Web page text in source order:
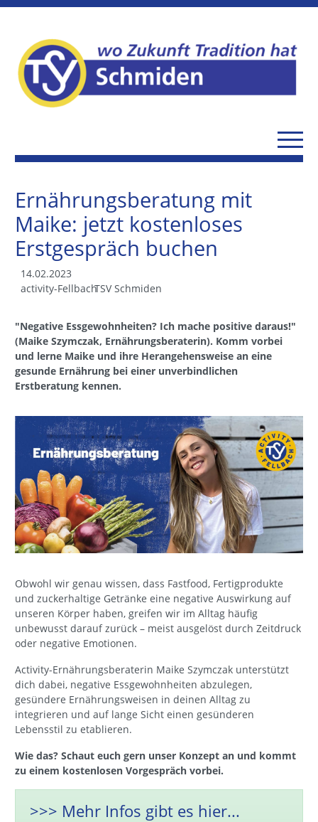
Ernährungsberatung mit
Maike: jetzt kostenloses
Erstgespräch buchen
14.02.2023
activity-FellbachTSV Schmiden
"Negative Essgewohnheiten? Ich mache positive daraus!"
(Maike Szymczak, Ernährungsberaterin). Komm vorbei
und lerne Maike und ihre Herangehensweise an eine
gesunde Ernährung bei einer unverbindlichen
Erstberatung kennen.
Obwohl wir genau wissen, dass Fastfood, Fertigprodukte
und zuckerhaltige Getränke eine negative Auswirkung auf
unseren Körper haben, greifen wir im Alltag häufig
unbewusst darauf zurück – meist ausgelöst durch Zeitdruck
oder negative Emotionen.
Activity-Ernährungsberaterin Maike Szymczak unterstützt
dich dabei, negative Essgewohnheiten abzulegen,
gesündere Ernährungsweisen in deinen Alltag zu
integrieren und auf lange Sicht einen gesünderen
Lebensstil zu etablieren.
Wie das? Schaut euch gern unser Konzept an und kommt
zu einem kostenlosen Vorgespräch vorbei.
>>> Mehr Infos gibt es hier...